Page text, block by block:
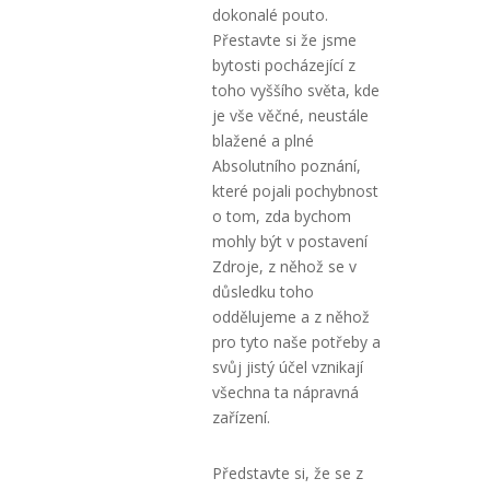
dokonalé pouto.
Přestavte si že jsme
bytosti pocházející z
toho vyššího světa, kde
je vše věčné, neustále
blažené a plné
Absolutního poznání,
které pojali pochybnost
o tom, zda bychom
mohly být v postavení
Zdroje, z něhož se v
důsledku toho
oddělujeme a z něhož
pro tyto naše potřeby a
svůj jistý účel vznikají
všechna ta nápravná
zařízení.
Představte si, že se z